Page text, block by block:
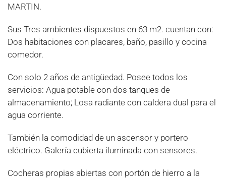
MARTIN.
Sus Tres ambientes dispuestos en 63 m2. cuentan con:
Dos habitaciones con placares, baño, pasillo y cocina
comedor.
Con solo 2 años de antigüedad. Posee todos los
servicios: Agua potable con dos tanques de
almacenamiento; Losa radiante con caldera dual para el
agua corriente.
También la comodidad de un ascensor y portero
eléctrico. Galería cubierta iluminada con sensores.
Cocheras propias abiertas con portón de hierro a la